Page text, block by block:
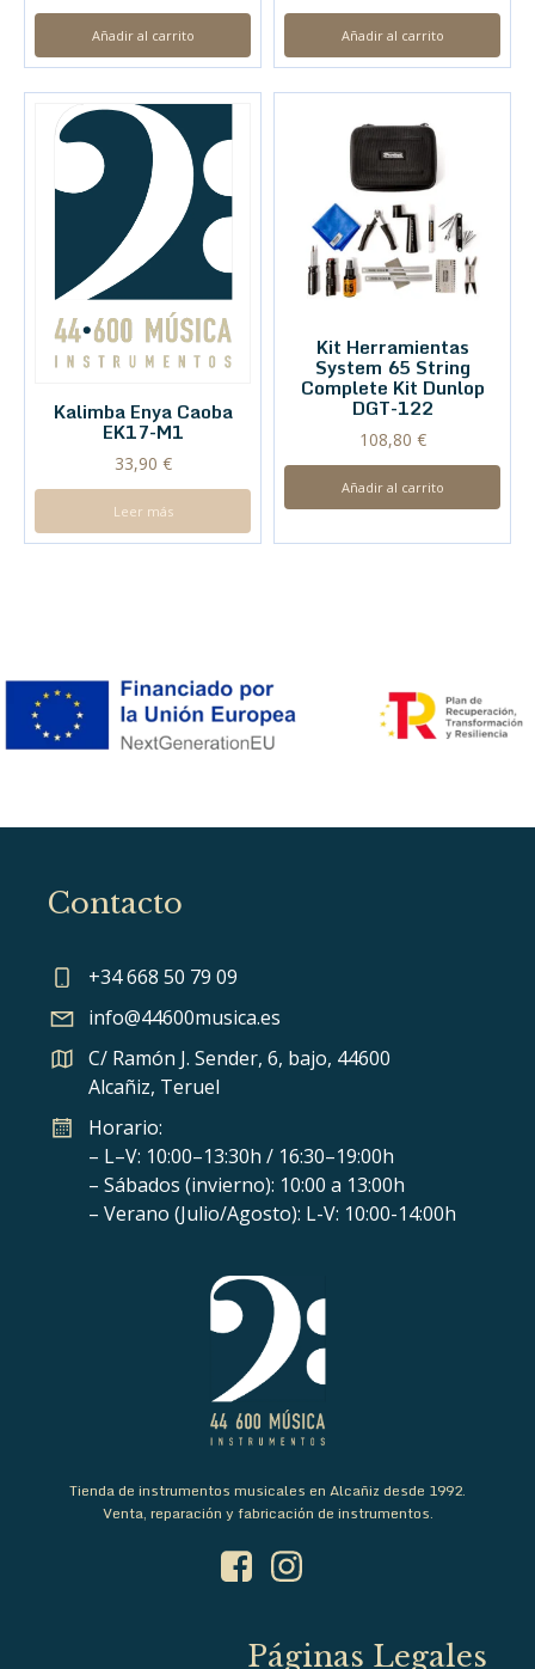
Añadir al carrito Añadir al carrito
Kalimba Enya Caoba
EK17-M1
33,90 €
Leer más
Kit Herramientas
System 65 String
Complete Kit Dunlop
DGT-122
108,80 €
Añadir al carrito
Contacto
+34 668 50 79 09
info@44600musica.es
C/ Ramón J. Sender, 6, bajo, 44600
Alcañiz, Teruel
Horario:
– L–V: 10:00–13:30h / 16:30–19:00h
– Sábados (invierno): 10:00 a 13:00h
– Verano (Julio/Agosto): L-V: 10:00-14:00h
Tienda de instrumentos musicales en Alcañiz desde 1992.
Venta, reparación y fabricación de instrumentos.
Páginas Legales